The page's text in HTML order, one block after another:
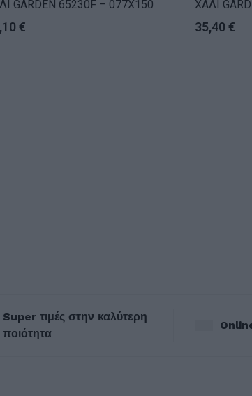
GARDEN 65230F – 077X150
€
ΧΑΛΙ
35,40 €
Super τιμές στην καλύτερη
ποιότητα